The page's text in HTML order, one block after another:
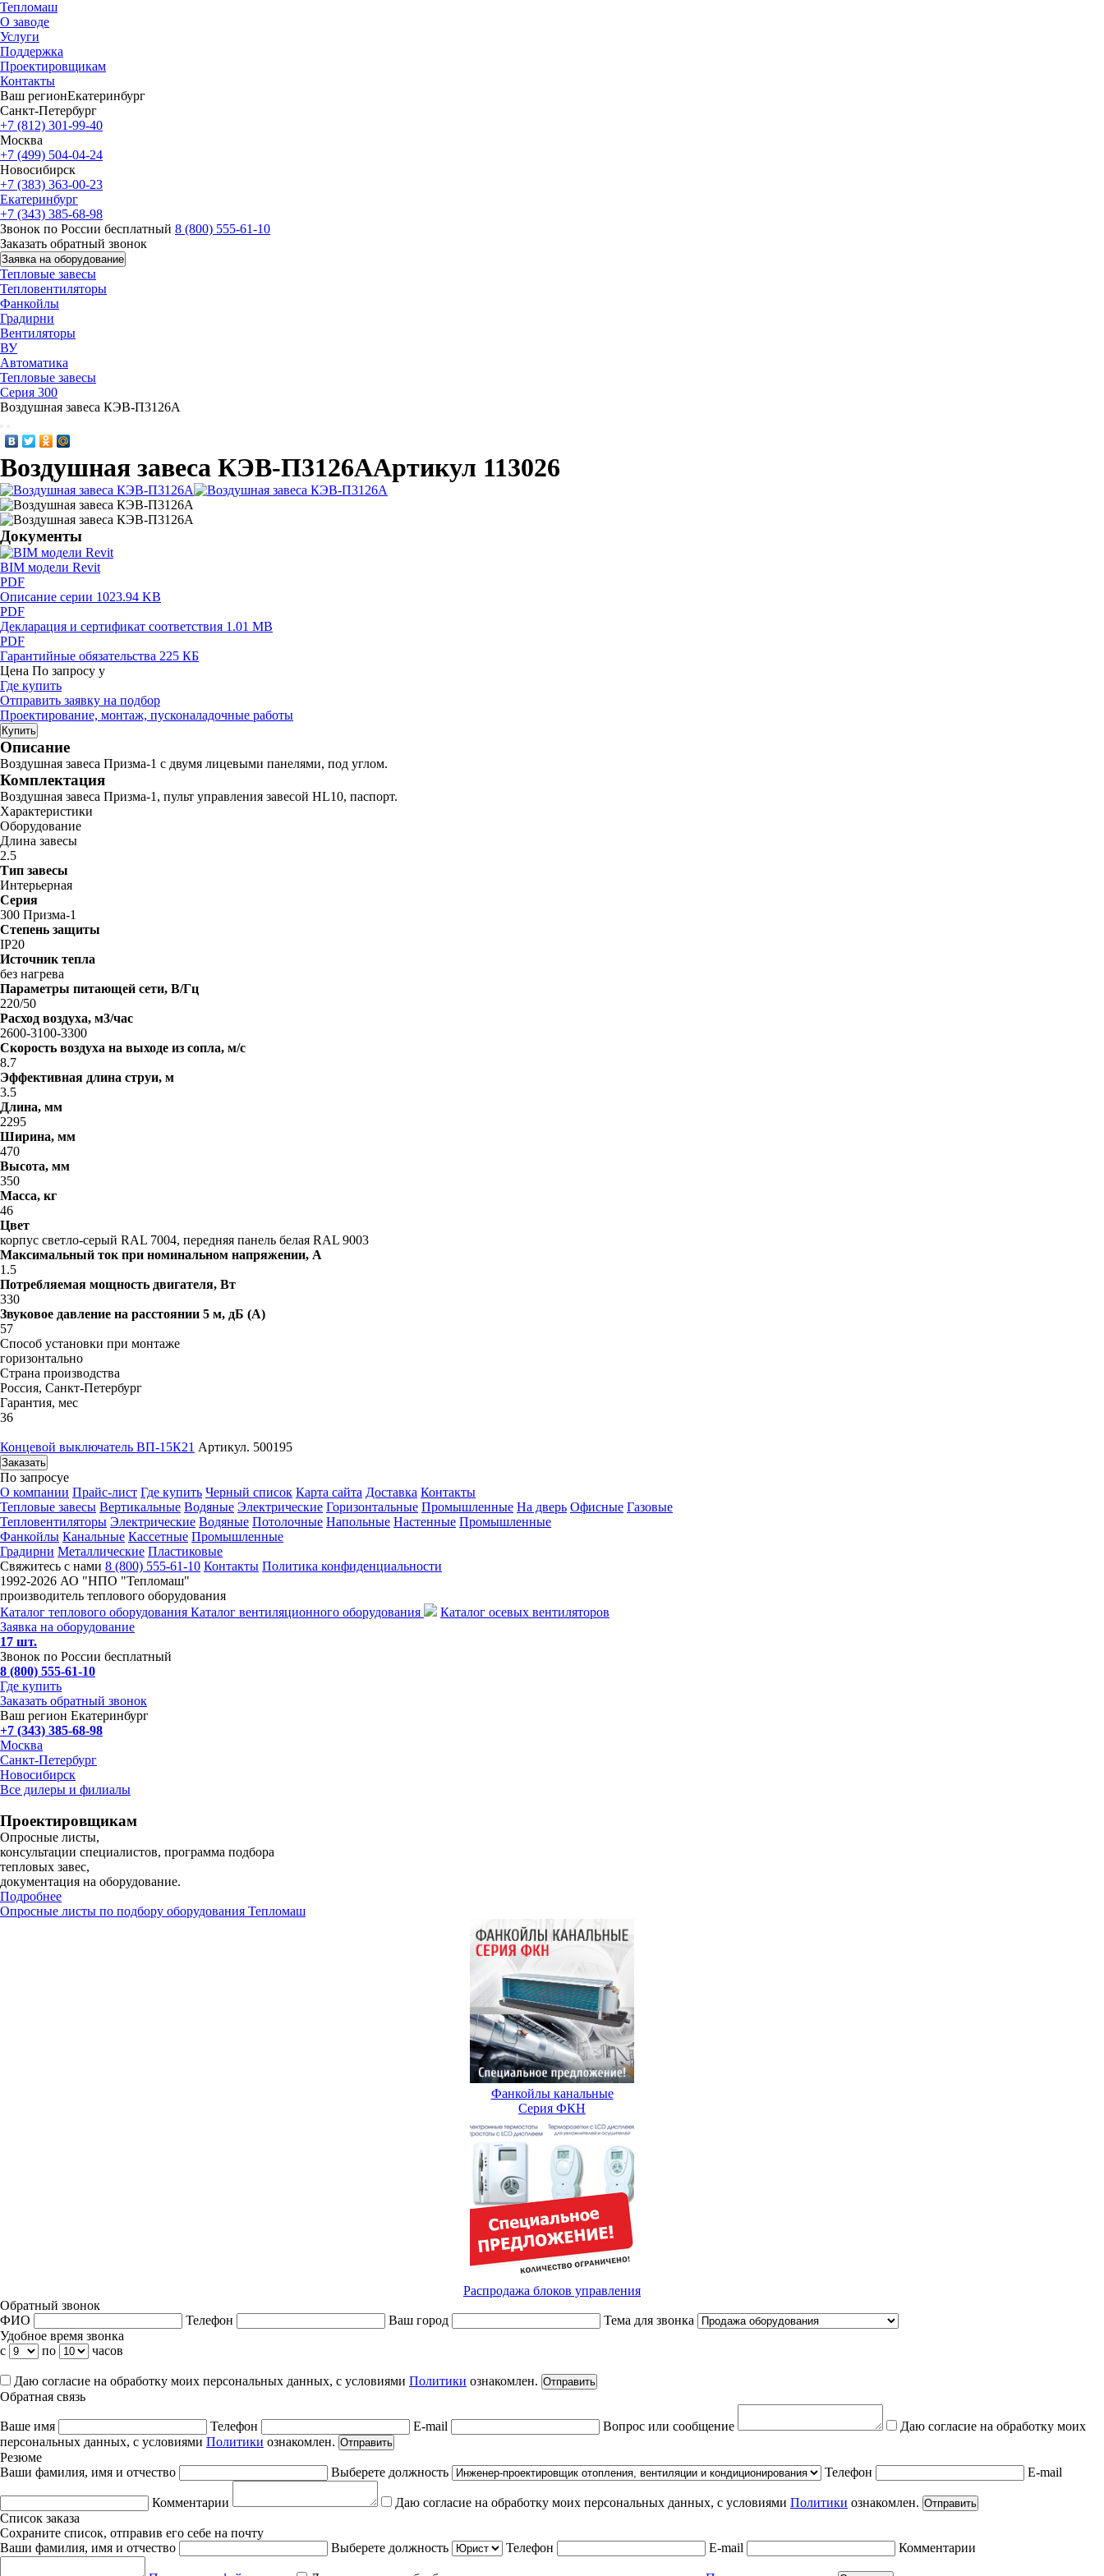
Тепломаш
О заводе
Услуги
Поддержка
Проектировщикам
Контакты
Ваш регионЕкатеринбург
Санкт-Петербург
+7 (812) 301-99-40
Москва
+7 (499) 504-04-24
Новосибирск
+7 (383) 363-00-23
Екатеринбург
+7 (343) 385-68-98
Звонок по России бесплатный 8 (800) 555-61-10
Заказать обратный звонок
Заявка на оборудование
Тепловые завесы
Тепловентиляторы
Фанкойлы
Градирни
Вентиляторы
ВУ
Автоматика
Тепловые завесы
Серия 300
Воздушная завеса КЭВ-П3126A
Воздушная завеса КЭВ-П3126AАртикул 113026
Документы
BIM модели Revit
PDF
Описание серии 1023.94 KB
PDF
Декларация и сертификат соответствия 1.01 MB
PDF
Гарантийные обязательства 225 КБ
Цена По запросу у
Где купить
Отправить заявку на подбор
Проектирование, монтаж, пусконаладочные работы
Купить
Описание
Воздушная завеса Призма-1 с двумя лицевыми панелями, под углом.
Комплектация
Воздушная завеса Призма-1, пульт управления завесой HL10, паспорт.
Характеристики
Оборудование
Длина завесы
2.5
Тип завесы
Интерьерная
Серия
300 Призма-1
Степень защиты
IP20
Источник тепла
без нагрева
Параметры питающей сети, В/Гц
220/50
Расход воздуха, м3/час
2600-3100-3300
Скорость воздуха на выходе из сопла, м/с
8.7
Эффективная длина струи, м
3.5
Длина, мм
2295
Ширина, мм
470
Высота, мм
350
Масса, кг
46
Цвет
корпус светло-серый RAL 7004, передняя панель белая RAL 9003
Максимальный ток при номинальном напряжении, A
1.5
Потребляемая мощность двигателя, Вт
330
Звуковое давление на расстоянии 5 м, дБ (A)
57
Способ установки при монтаже
горизонтально
Страна производства
Россия, Санкт-Петербург
Гарантия, мес
36
Концевой выключатель ВП-15К21 Артикул. 500195
Заказать
По запросуе
О компании Прайс-лист Где купить Черный список Карта сайта Доставка Контакты
Тепловые завесы Вертикальные Водяные Электрические Горизонтальные Промышленные На дверь Офисные Газовые
Тепловентиляторы Электрические Водяные Потолочные Напольные Настенные Промышленные
Фанкойлы Канальные Кассетные Промышленные
Градирни Металлические Пластиковые
Свяжитесь с нами 8 (800) 555-61-10 Контакты Политика конфиденциальности
1992-2026 АО "НПО "Тепломаш"
производитель теплового оборудования
Каталог теплового оборудования Каталог вентиляционного оборудования
Каталог осевых вентиляторов
Заявка на оборудование
17 шт.
Звонок по России бесплатный
8 (800) 555-61-10
Где купить
Заказать обратный звонок
Ваш регион Екатеринбург
+7 (343) 385-68-98
Москва
Санкт-Петербург
Новосибирск
Все дилеры и филиалы
Проектировщикам
Опросные листы,
консультации специалистов, программа подбора
тепловых завес,
документация на оборудование.
Подробнее
Опросные листы по подбору оборудования Тепломаш
Фанкойлы канальные
Серия ФКН
Распродажа блоков управления
Обратный звонок
ФИО
Телефон Ваш город
Тема для звонка
Удобное время звонка
с
по часов
Даю согласие на обработку моих персональных данных, с условиями Политики ознакомлен. Отправить
Обратная связь
Ваше имя Телефон E-mail Вопрос или сообщение
Даю согласие на обработку моих
персональных данных, с условиями Политики ознакомлен. Отправить
Резюме
Ваши фамилия, имя и отчество
Выберете должность Телефон E-mail
Комментарии Даю согласие на обработку моих персональных данных, с условиями Политики ознакомлен. Отправить
Список заказа
Сохраните список, отправив его себе на почту
Ваши фамилия, имя и отчество
Выберете должность Телефон E-mail Комментарии